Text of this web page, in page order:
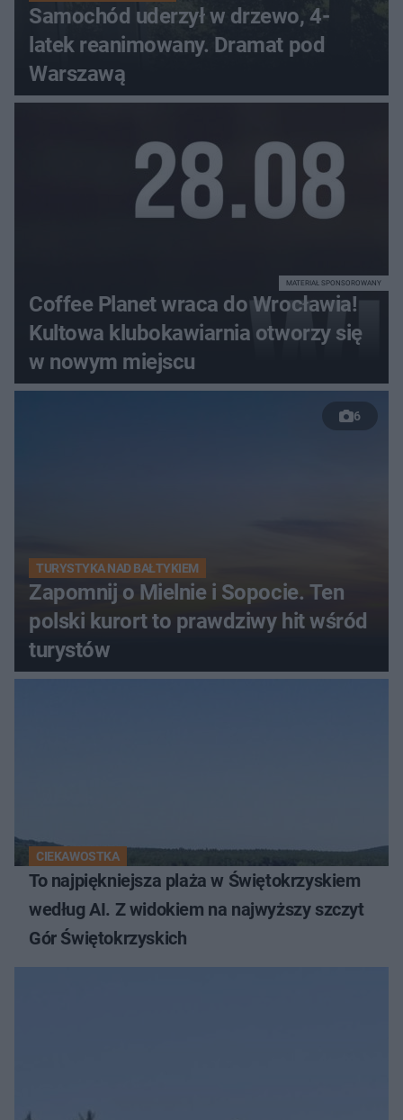
Samochód uderzył w drzewo, 4-
latek reanimowany. Dramat pod
Warszawą
Coffee Planet wraca do Wrocławia!
Kultowa klubokawiarnia otworzy się
w nowym miejscu
MATERIAŁ SPONSOROWANY
6
TURYSTYKA NAD BAŁTYKIEM
Zapomnij o Mielnie i Sopocie. Ten
polski kurort to prawdziwy hit wśród
turystów
CIEKAWOSTKA
To najpiękniejsza plaża w Świętokrzyskiem
według AI. Z widokiem na najwyższy szczyt
Gór Świętokrzyskich